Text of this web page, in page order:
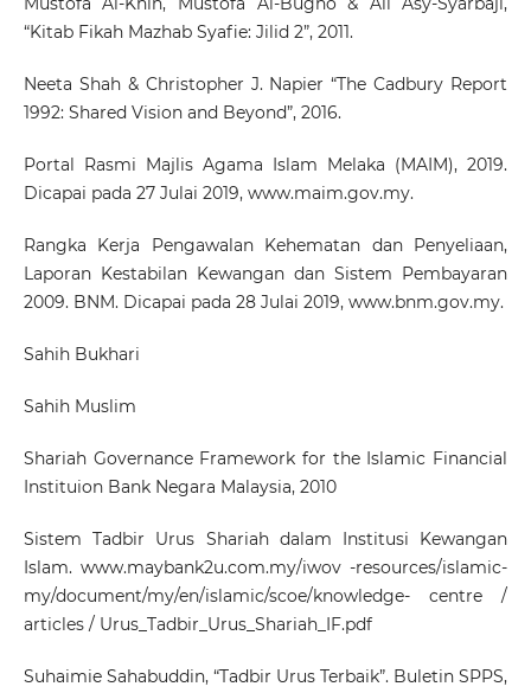
“Kitab Fikah Mazhab Syafie: Jilid 2”, 2011.
Neeta Shah & Christopher J. Napier “The Cadbury Report
1992: Shared Vision and Beyond”, 2016.
Portal Rasmi Majlis Agama Islam Melaka (MAIM), 2019.
Dicapai pada 27 Julai 2019, www.maim.gov.my.
Rangka Kerja Pengawalan Kehematan dan Penyeliaan,
Laporan Kestabilan Kewangan dan Sistem Pembayaran
2009. BNM. Dicapai pada 28 Julai 2019, www.bnm.gov.my.
Sahih Bukhari
Sahih Muslim
Shariah Governance Framework for the Islamic Financial
Instituion Bank Negara Malaysia, 2010
Sistem Tadbir Urus Shariah dalam Institusi Kewangan
Islam. www.maybank2u.com.my/iwov -resources/islamic-
my/document/my/en/islamic/scoe/knowledge- centre /
articles / Urus_Tadbir_Urus_Shariah_IF.pdf
Suhaimie Sahabuddin, “Tadbir Urus Terbaik”. Buletin SPPS,